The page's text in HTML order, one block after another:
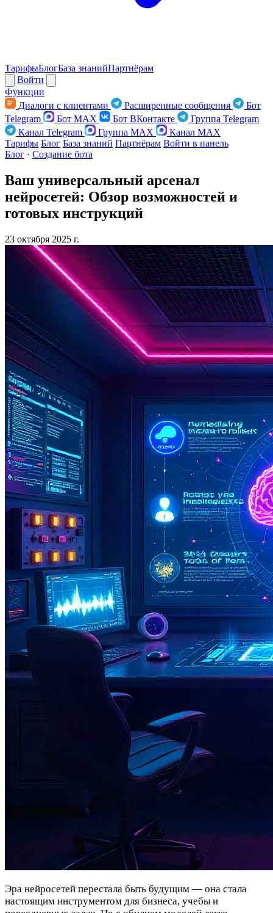
ТарифыБлогБаза знанийПартнёрам
Войти
Функции
Диалоги с клиентами
Расширенные сообщения
Бот
Telegram
Бот MAX Бот ВКонтакте
Группа Telegram
Канал Telegram
Группа MAX
Канал MAX
Тарифы Блог База знаний Партнёрам Войти в панель
Блог · Создание бота
Ваш универсальный арсенал
нейросетей: Обзор возможностей и
готовых инструкций
23 октября 2025 г.
Эра нейросетей перестала быть будущим — она стала
настоящим инструментом для бизнеса, учебы и